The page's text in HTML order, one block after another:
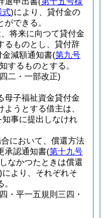
式)により、貸付金の
できる。
将来に向つて貸付金
るものとし、貸付辞
金減額通知書(第九号
するものとする。
二・一部改正)
母子福祉資金貸付金
うとする借主は、
知事に提出しなけれ
において、償還方法
承認通知書(第十九号
なかつたときは償還
)により、それぞれそ
・平一五規則三四・